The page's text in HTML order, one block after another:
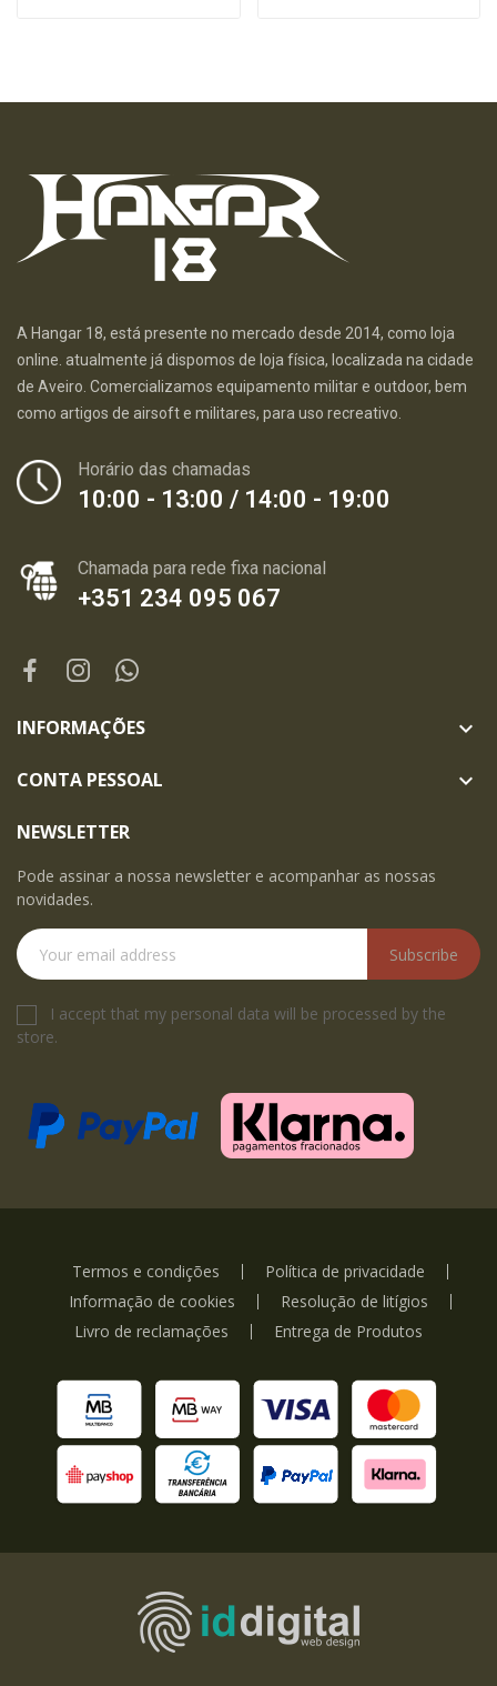
A Hangar 18, está presente no mercado desde 2014, como loja
online. atualmente já dispomos de loja física, localizada na cidade
de Aveiro. Comercializamos equipamento militar e outdoor, bem
como artigos de airsoft e militares, para uso recreativo.
Horário das chamadas
10:00 - 13:00 / 14:00 - 19:00
Chamada para rede fixa nacional
+351 234 095 067
INFORMAÇÕES 
CONTA PESSOAL 
NEWSLETTER
Pode assinar a nossa newsletter e acompanhar as nossas
novidades.
Subscribe
I accept that my personal data will be processed by the
store.
Termos e condições
Política de privacidade
Informação de cookies
Resolução de litígios
Livro de reclamações
Entrega de Produtos